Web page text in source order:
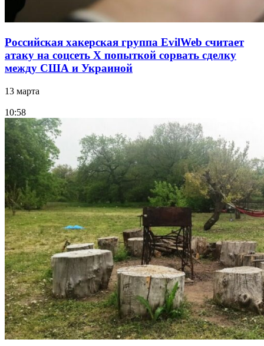
Российская хакерская группа EvilWeb считает
атаку на соцсеть Х попыткой сорвать сделку
между США и Украиной
13 марта
10:58